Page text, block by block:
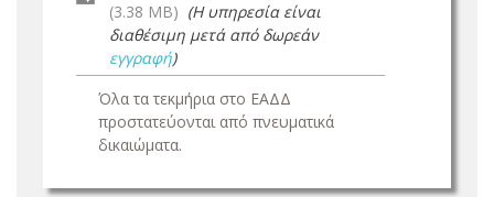
(3.38 MB) (Η υπηρεσία είναι
διαθέσιμη μετά από δωρεάν
εγγραφή)
Όλα τα τεκμήρια στο ΕΑΔΔ
προστατεύονται από πνευματικά
δικαιώματα.